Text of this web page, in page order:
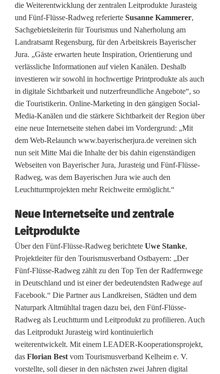
l
s
b
r
u
n
n
s
e
t
t
I
m
p
u
l
s
e
f
die Weiterentwicklung der zentralen Leitprodukte Jurasteig
und Fünf-Flüsse-Radweg referierte Susanne Kammerer,
Sachgebietsleiterin für Tourismus und Naherholung am
Landratsamt Regensburg, für den Arbeitskreis Bayerischer
Jura. „Gäste erwarten heute Inspiration, Orientierung und
verlässliche Informationen auf vielen Kanälen. Deshalb
investieren wir sowohl in hochwertige Printprodukte als auch
in digitale Sichtbarkeit und nutzerfreundliche Angebote“, so
die Touristikerin. Online-Marketing in den gängigen Social-
Media-Kanälen und die stärkere Sichtbarkeit der Region über
eine neue Internetseite stehen dabei im Vordergrund: „Mit
dem Web-Relaunch www.bayerischerjura.de vereinen sich
nun seit Mitte Mai die Inhalte der bis dahin eigenständigen
Webseiten von Bayerischer Jura, Jurasteig und Fünf-Flüsse-
Radweg, was dem Bayerischen Jura wie auch den
Leuchtturmprojekten mehr Reichweite ermöglicht.“
Neue Internetseite und zentrale
Leitprodukte
Über den Fünf-Flüsse-Radweg berichtete Uwe Stanke,
Projektleiter für den Tourismusverband Ostbayern: „Der
Fünf-Flüsse-Radweg zählt zu den Top Ten der Radfernwege
in Deutschland und ist einer der bedeutendsten Radwege auf
Facebook.“ Die Partner aus Landkreisen, Städten und dem
Naturpark Altmühltal tragen dazu bei, den Fünf-Flüsse-
Radweg als Leuchtturm und Leitprodukt zu profilieren. Auch
das Leitprodukt Jurasteig wird kontinuierlich
weiterentwickelt. Mit einem LEADER-Kooperationsprojekt,
das Florian Best vom Tourismusverband Kelheim e. V.
vorstellte, soll dieser in den nächsten zwei Jahren digital